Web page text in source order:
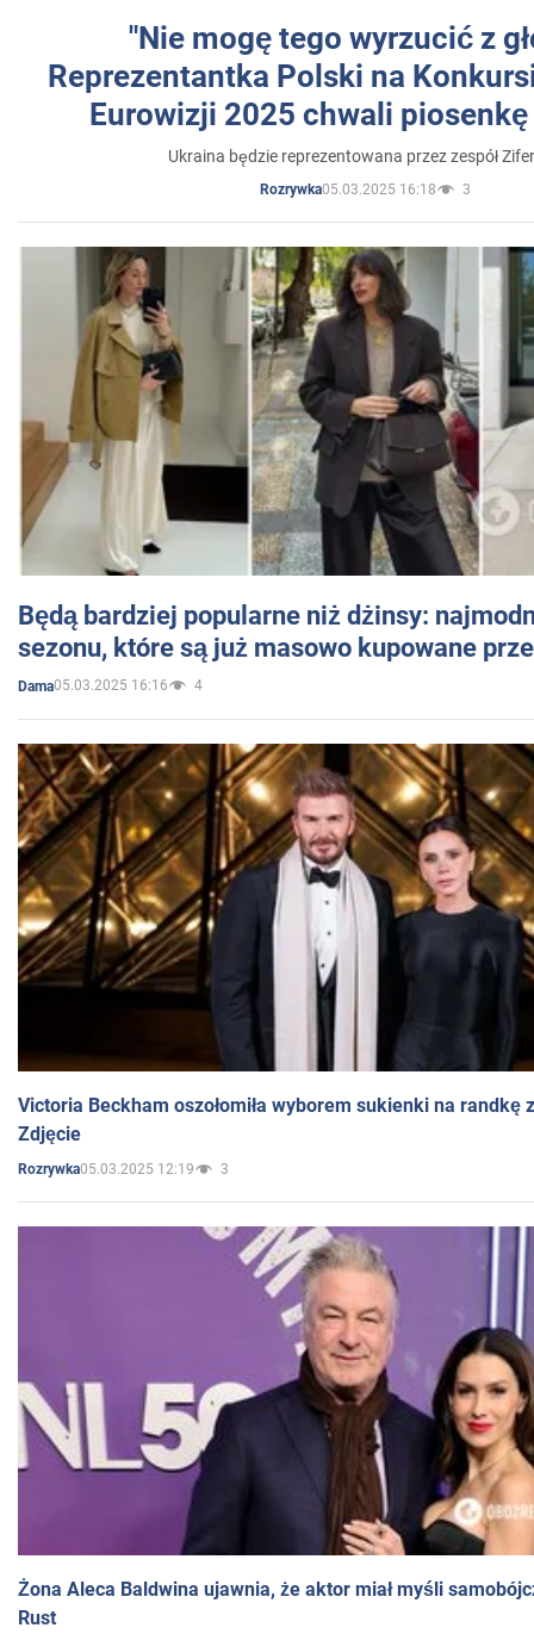
"Nie mogę tego wyrzucić z
Reprezentantka Polski na
Eurowizji 2025 chwali
Ukraina będzie reprezentowana przez zespół
Rozrywka05.03.2025 16:18 3
Będą bardziej popularne niż dżinsy:
sezonu, które są już masowo kupowane
Dama05.03.2025 16:16 4
Victoria Beckham oszołomiła wyborem sukienki na randkę
Zdjęcie
Rozrywka05.03.2025 12:19 3
Żona Aleca Baldwina ujawnia, że aktor miał myśli
Rust